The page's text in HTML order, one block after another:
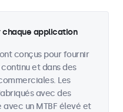
chaque application
conçus pour fournir
et dans des
Les
avec des
un MTBF élevé et